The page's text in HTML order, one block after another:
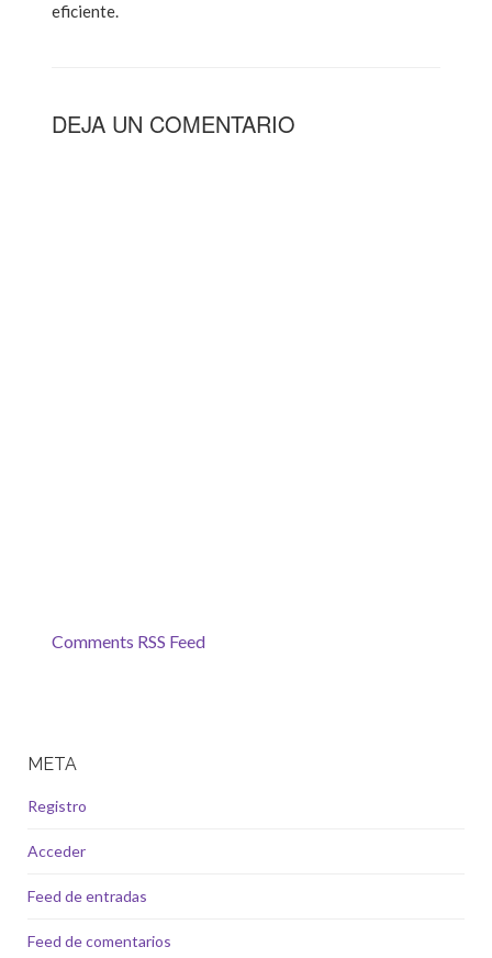
eficiente.
DEJA UN COMENTARIO
Comments RSS Feed
META
Registro
Acceder
Feed de entradas
Feed de comentarios